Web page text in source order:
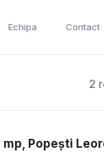
Echipa Contact
2
Popești